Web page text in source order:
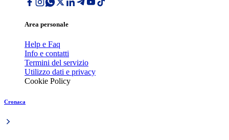
Area personale
Help e Faq
Info e contatti
Termini del servizio
Utilizzo dati e privacy
Cookie Policy
Cronaca